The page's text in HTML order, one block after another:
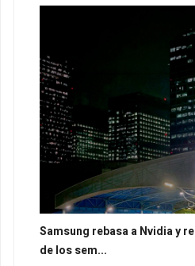
Samsung rebasa a Nvidia y
de los sem...